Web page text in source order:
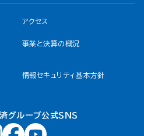
アクセス
事業と決算の概況
情報セキュリティ基本方針
グループ公式ＳＮＳ